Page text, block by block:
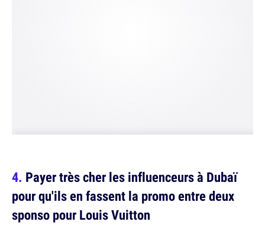
Payer très cher les influenceurs à Dubaï
pour qu'ils en fassent la promo entre deux
sponso pour Louis Vuitton